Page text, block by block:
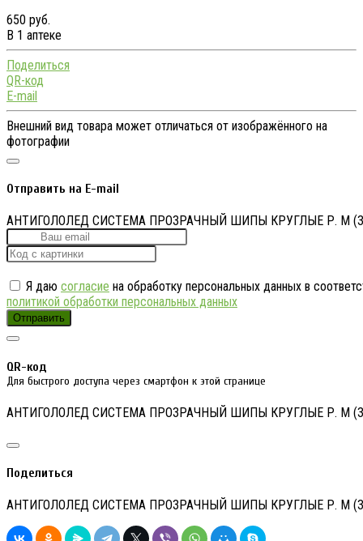
650 руб.
В 1 аптеке
Поделиться
QR-код
E-mail
Внешний вид товара может отличаться от изображённого на
фотографии
Отправить на E-mail
АНТИГОЛОЛЕД СИСТЕМА ПРОЗРАЧНЫЙ ШИПЫ КРУГЛЫЕ Р. М
Я даю согласие на обработку персональных данных в
политикой обработки персональных данных
Отправить
QR-код
Для быстрого доступа через смартфон к этой странице
АНТИГОЛОЛЕД СИСТЕМА ПРОЗРАЧНЫЙ ШИПЫ КРУГЛЫЕ Р. М
Поделиться
АНТИГОЛОЛЕД СИСТЕМА ПРОЗРАЧНЫЙ ШИПЫ КРУГЛЫЕ Р. М